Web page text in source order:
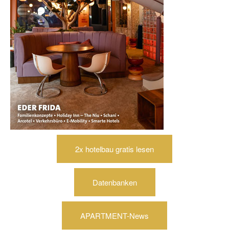
2x hotelbau gratis lesen
Datenbanken
APARTMENT-News